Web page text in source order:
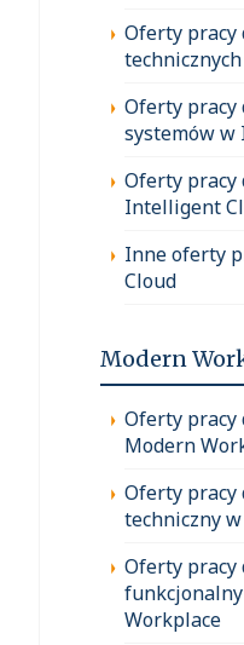
Oferty
Oferty
systemów
Oferty pracy
Intelligent
Inne oferty
Cloud
Modern
Oferty
Modern
Oferty
techniczny
Oferty
Workplace